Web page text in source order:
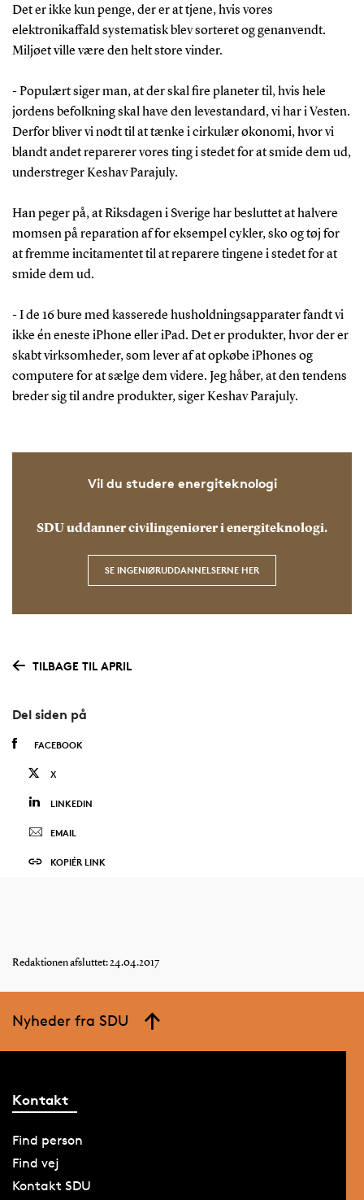
Det er ikke kun penge, der er at tjene, hvis vores
elektronikaffald systematisk blev sorteret og genanvendt.
Miljøet ville være den helt store vinder.
- Populært siger man, at der skal fire planeter til, hvis hele
jordens befolkning skal have den levestandard, vi har i Vesten.
Derfor bliver vi nødt til at tænke i cirkulær økonomi, hvor vi
blandt andet reparerer vores ting i stedet for at smide dem ud,
understreger Keshav Parajuly.
Han peger på, at Riksdagen i Sverige har besluttet at halvere
momsen på reparation af for eksempel cykler, sko og tøj for
at fremme incitamentet til at reparere tingene i stedet for at
smide dem ud.
- I de 16 bure med kasserede husholdningsapparater fandt vi
ikke én eneste iPhone eller iPad. Det er produkter, hvor der er
skabt virksomheder, som lever af at opkøbe iPhones og
computere for at sælge dem videre. Jeg håber, at den tendens
breder sig til andre produkter, siger Keshav Parajuly.
Vil du studere energiteknologi
SDU uddanner civilingeniører i energiteknologi.
SE INGENIØRUDDANNELSERNE HER
TILBAGE TIL APRIL
Del siden på
FACEBOOK
X
LINKEDIN
EMAIL
KOPIÉR LINK
Redaktionen afsluttet: 24.04.2017
Nyheder fra SDU
Kontakt
Find person
Find vej
Kontakt SDU